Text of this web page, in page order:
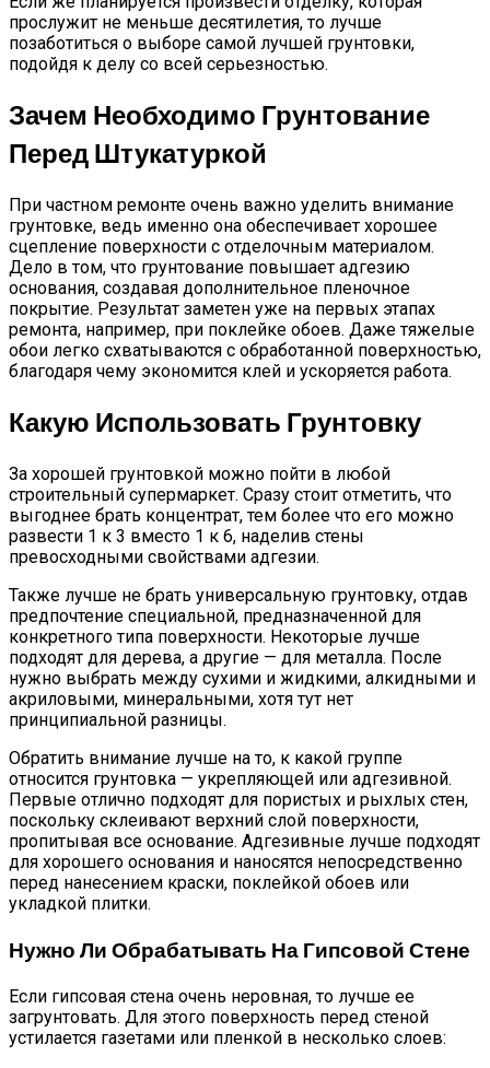
прослужит не меньше десятилетия, то лучше
позаботиться о выборе самой лучшей грунтовки,
подойдя к делу со всей серьезностью.
Зачем Необходимо Грунтование
Перед Штукатуркой
При частном ремонте очень важно уделить внимание
грунтовке, ведь именно она обеспечивает хорошее
сцепление поверхности с отделочным материалом.
Дело в том, что грунтование повышает адгезию
основания, создавая дополнительное пленочное
покрытие. Результат заметен уже на первых этапах
ремонта, например, при поклейке обоев. Даже тяжелые
обои легко схватываются с обработанной поверхностью,
благодаря чему экономится клей и ускоряется работа.
Какую Использовать Грунтовку
За хорошей грунтовкой можно пойти в любой
строительный супермаркет. Сразу стоит отметить, что
выгоднее брать концентрат, тем более что его можно
развести 1 к 3 вместо 1 к 6, наделив стены
превосходными свойствами адгезии.
Также лучше не брать универсальную грунтовку, отдав
предпочтение специальной, предназначенной для
конкретного типа поверхности. Некоторые лучше
подходят для дерева, а другие — для металла. После
нужно выбрать между сухими и жидкими, алкидными и
акриловыми, минеральными, хотя тут нет
принципиальной разницы.
Обратить внимание лучше на то, к какой группе
относится грунтовка — укрепляющей или адгезивной.
Первые отлично подходят для пористых и рыхлых стен,
поскольку склеивают верхний слой поверхности,
пропитывая все основание. Адгезивные лучше подходят
для хорошего основания и наносятся непосредственно
перед нанесением краски, поклейкой обоев или
укладкой плитки.
Нужно Ли Обрабатывать На Гипсовой Стене
Если гипсовая стена очень неровная, то лучше ее
загрунтовать. Для этого поверхность перед стеной
устилается газетами или пленкой в несколько слоев: